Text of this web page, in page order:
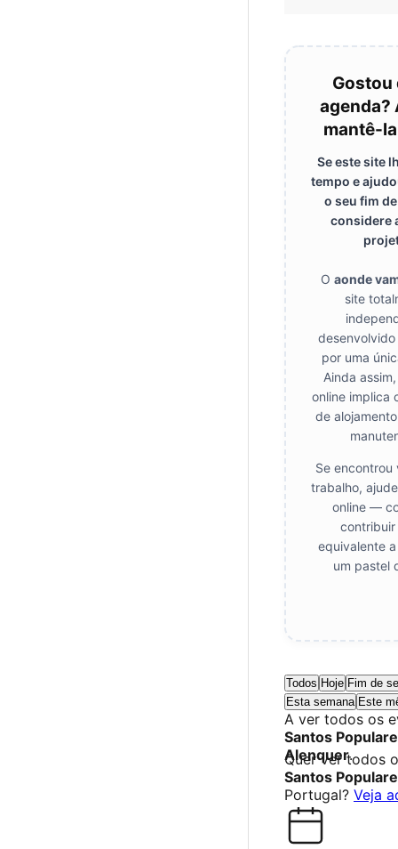
Gostou
agenda?
mantê-
Se este site
tempo e
o seu fim
considere
O aonde
site
por uma
Ainda
online implica
de
Se encontrou
trabalho,
online —
contribuir
equivalente
um pastel
Todos Hoje Fim de
Esta semana Este
A ver todos os
Santos
Alenquer.
Quer ver todos
Santos
Portugal? Veja